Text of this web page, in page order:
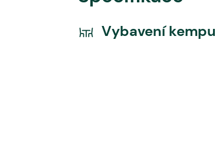
Vybavení kempu